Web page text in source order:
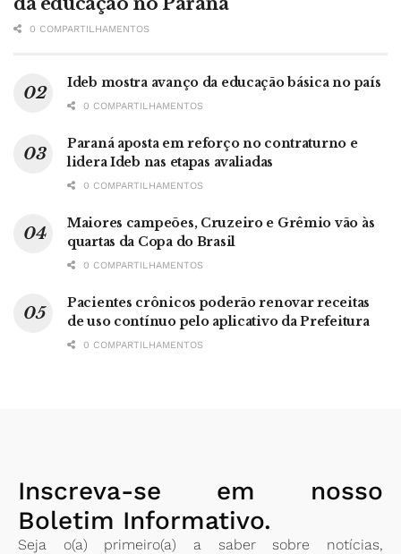
0 COMPARTILHAMENTOS
Ideb mostra avanço da educação básica no país
0 COMPARTILHAMENTOS
Paraná aposta em reforço no contraturno e
lidera Ideb nas etapas avaliadas
0 COMPARTILHAMENTOS
Maiores campeões, Cruzeiro e Grêmio vão às
quartas da Copa do Brasil
0 COMPARTILHAMENTOS
Pacientes crônicos poderão renovar receitas
de uso contínuo pelo aplicativo da Prefeitura
0 COMPARTILHAMENTOS
Inscreva-se em nosso
Boletim Informativo.
Seja o(a) primeiro(a) a saber sobre notícias,